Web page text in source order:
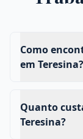
Como
em Teresina?
Quanto
Teresina?